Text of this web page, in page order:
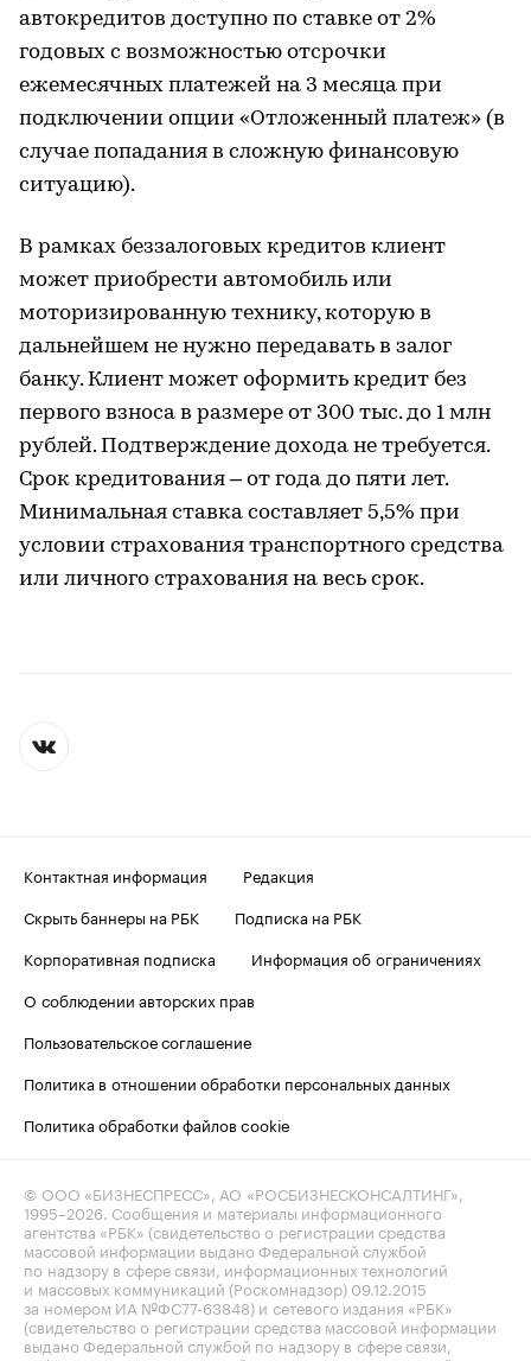
автокредитов доступно по ставке от 2%
годовых с возможностью отсрочки
ежемесячных платежей на 3 месяца при
подключении опции «Отложенный платеж» (в
случае попадания в сложную финансовую
ситуацию).
В рамках беззалоговых кредитов клиент
может приобрести автомобиль или
моторизированную технику, которую в
дальнейшем не нужно передавать в залог
банку. Клиент может оформить кредит без
первого взноса в размере от 300 тыс. до 1 млн
рублей. Подтверждение дохода не требуется.
Срок кредитования – от года до пяти лет.
Минимальная ставка составляет 5,5% при
условии страхования транспортного средства
или личного страхования на весь срок.
Контактная информация
Редакция
Скрыть баннеры на РБК
Подписка на РБК
Корпоративная подписка
Информация об ограничениях
О соблюдении авторских прав
Пользовательское соглашение
Политика в отношении обработки персональных данных
Политика обработки файлов cookie
© ООО «БИЗНЕСПРЕСС», АО «РОСБИЗНЕСКОНСАЛТИНГ»,
1995–2026. Сообщения и материалы информационного
агентства «РБК» (свидетельство о регистрации средства
массовой информации выдано Федеральной службой
по надзору в сфере связи, информационных технологий
и массовых коммуникаций (Роскомнадзор) 09.12.2015
за номером ИА №ФС77-63848) и сетевого издания «РБК»
(свидетельство о регистрации средства массовой информации
выдано Федеральной службой по надзору в сфере связи,